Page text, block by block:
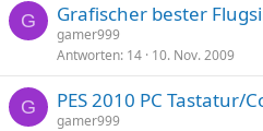
G Grafischer bester
gamer999
Antworten 14 10. Nov. 2009
G PES 2010 PC Tastatur/
gamer999